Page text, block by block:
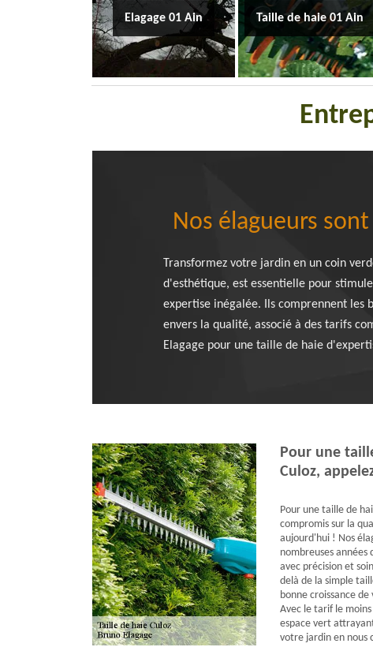
Elagage 01 Ain Taille de haie 01 Ain
Nos élagueurs
Transformez votre jardin en un coin
d'esthétique, est essentielle pour
expertise inégalée. Ils comprennent les
envers la qualité, associé à des tarifs
Elagage pour une taille de haie
Pour une
Culoz,
Pour une taille de
compromis sur la
aujourd'hui ! Nos
nombreuses années
avec précision et
delà de la simple
bonne croissance de
Avec le tarif le
espace vert
votre jardin en